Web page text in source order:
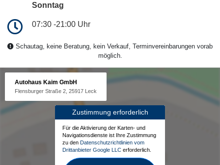
Sonntag
07:30 -21:00 Uhr
Schautag, keine Beratung, kein Verkauf, Terminvereinbarungen vorab
möglich.
Autohaus Kaim GmbH
Flensburger Straße 2, 25917 Leck
Zustimmung erforderlich
Für die Aktivierung der Karten- und
Navigationsdienste ist Ihre Zustimmung
zu den Datenschutzrichtlinien vom
Drittanbieter Google LLC erforderlich.